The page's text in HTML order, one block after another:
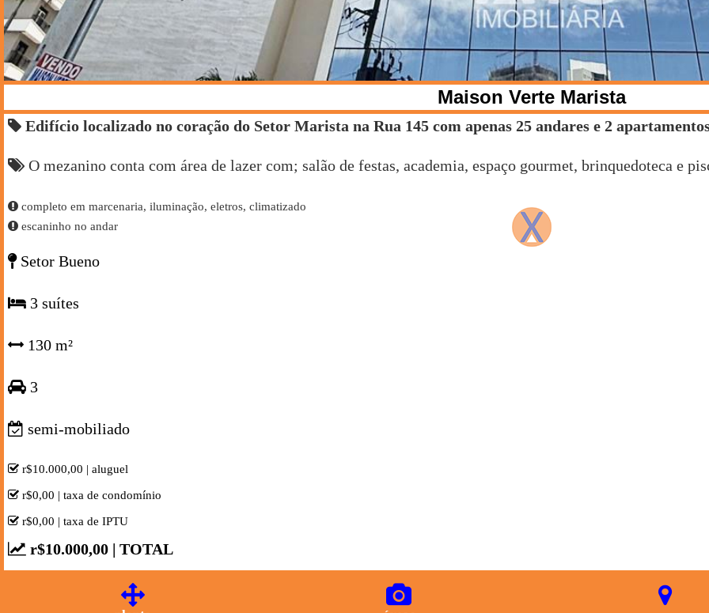
Maison Verte Marista
Edifício localizado no coração do Setor Marista na Rua 145 com apenas 25 andares e 2
O mezanino conta com área de lazer com; salão de festas, academia, espaço gourmet, brinquedoteca e
completo em marcenaria, iluminação, eletros, climatizado
escaninho no andar
Setor Bueno
3 suítes
130 m²
3
semi-mobiliado
r$10.000,00 | aluguel
r$0,00 | taxa de condomínio
r$0,00 | taxa de IPTU
r$10.000,00 | TOTAL